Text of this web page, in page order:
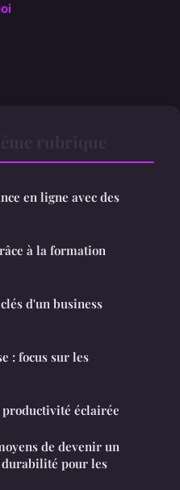
en ligne avec des
à la formation
d'un business
: focus sur les
productivité éclairée
de devenir un
durabilité pour les